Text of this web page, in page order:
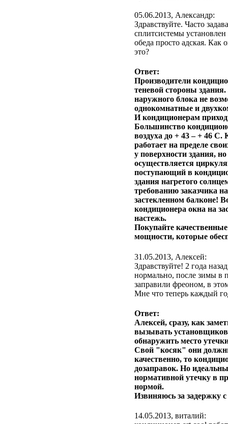
05.06.2013, Александр:
Здравствуйте. Часто
сплитсистемы
обеда просто адская. Как
это?
Ответ:
Производители
теневой стороны
наружного блока не
однокомнатные и
И кондиционерам
Большинство
воздуха до + 43 – + 46 С.
работает на пределе
у поверхности здания,
осуществляется
поступающий в
здания нагретого
требованию заказчика
застекленном балконе!
кондиционера окна на
настежь.
Покупайте
мощности, которые
31.05.2013, Алексей:
Здравствуйте! 2 года
нормально, после зимы в
заправили фреоном, в
Мне что теперь каждый
Ответ:
Алексей, сразу, как
вызывать
обнаружить место
Свой "косяк" они
качественно, то
дозаправок. Но
нормативной утечку в
нормой.
Извиняюсь за задержку
14.05.2013, виталий: